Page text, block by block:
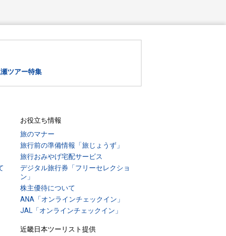
ツアー特集
お役立ち情報
旅のマナー
旅行前の準備情報「旅じょうず」
旅行おみやげ宅配サービス
デジタル旅行券「フリーセレクショ
ン」
株主優待について
ANA「オンラインチェックイン」
JAL「オンラインチェックイン」
近畿日本ツーリスト提供